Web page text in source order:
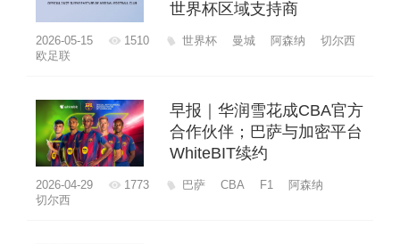
世界杯区域支持商
2026-05-15 1510 世界杯 曼城 阿森纳
切尔西
欧足联
早报｜华润雪花成CBA官方
合作伙伴；巴萨与加密平台
WhiteBIT续约
2026-04-29 1773 巴萨 CBA F1
阿森纳
切尔西